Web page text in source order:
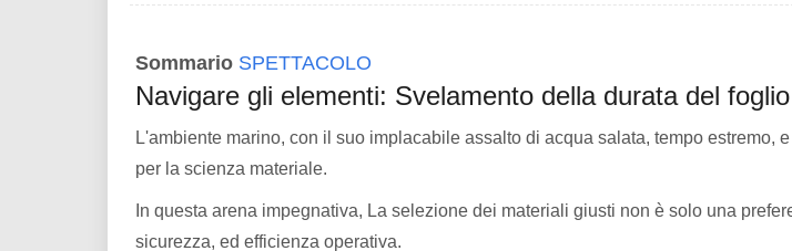
Sommario SPETTACOLO
Navigare gli elementi: Svelamento della durata del
L'ambiente marino, con il suo implacabile assalto di acqua salata, tempo
per la scienza materiale.
In questa arena impegnativa, La selezione dei materiali giusti non è solo una
sicurezza, ed efficienza operativa.